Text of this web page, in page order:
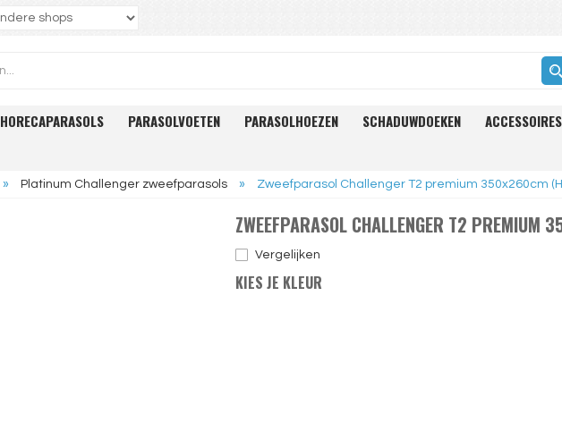
HORECAPARASOLS PARASOLVOETEN PARASOLHOEZEN SCHADUWDOEKEN ACCESSOIRES
» Platinum Challenger zweefparasols » Zweefparasol Challenger T2 premium 350x260cm
ZWEEFPARASOL CHALLENGER T2 PREMIUM
Vergelijken
KIES JE KLEUR